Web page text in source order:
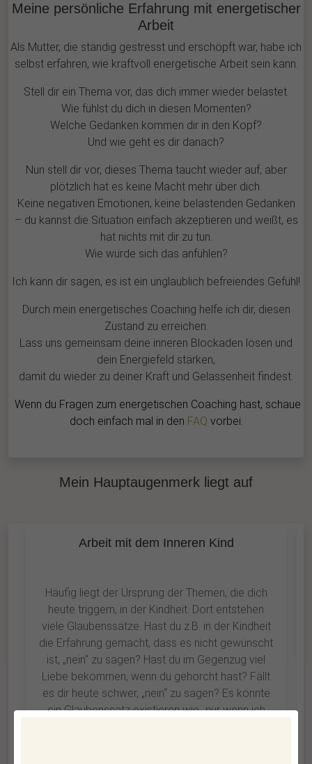
Meine persönliche Erfahrung mit energetischer
Arbeit
Als Mutter, die ständig gestresst und erschöpft war, habe ich
selbst erfahren, wie kraftvoll energetische Arbeit sein kann.
Stell dir ein Thema vor, das dich immer wieder belastet.
Wie fühlst du dich in diesen Momenten?
Welche Gedanken kommen dir in den Kopf?
Und wie geht es dir danach?
Nun stell dir vor, dieses Thema taucht wieder auf, aber
plötzlich hat es keine Macht mehr über dich.
Keine negativen Emotionen, keine belastenden Gedanken
– du kannst die Situation einfach akzeptieren und weißt, es
hat nichts mit dir zu tun.
Wie würde sich das anfühlen?
Ich kann dir sagen, es ist ein unglaublich befreiendes Gefühl!
Durch mein energetisches Coaching helfe ich dir, diesen
Zustand zu erreichen.
Lass uns gemeinsam deine inneren Blockaden lösen und
dein Energiefeld stärken,
damit du wieder zu deiner Kraft und Gelassenheit findest.
Wenn du Fragen zum energetischen Coaching hast, schaue
doch einfach mal in den FAQ vorbei.
Mein Hauptaugenmerk liegt auf
Arbeit mit dem Inneren Kind
Häufig liegt der Ursprung der Themen, die dich
heute triggern, in der Kindheit. Dort entstehen
viele Glaubenssätze. Hast du z.B. in der Kindheit
die Erfahrung gemacht, dass es nicht gewünscht
ist, „nein“ zu sagen? Hast du im Gegenzug viel
Liebe bekommen, wenn du gehorcht hast? Fällt
es dir heute schwer, „nein“ zu sagen? Es könnte
ein Glaubenssatz existieren wie „nur wenn ich